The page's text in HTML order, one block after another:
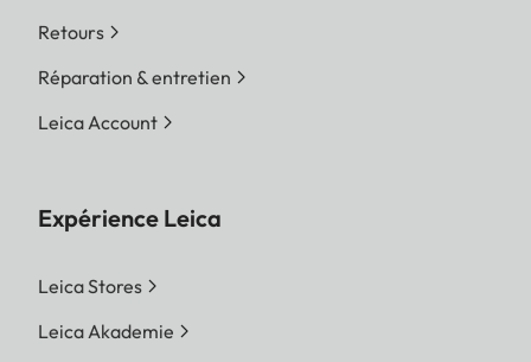
Retours
Réparation & entretien
Leica Account
Expérience Leica
Leica Stores
Leica Akademie